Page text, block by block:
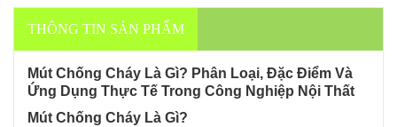
THÔNG TIN SẢN PHẨM
Mút Chống Cháy Là Gì? Phân Loại, Đặc Điểm Và
Ứng Dụng Thực Tế Trong Công Nghiệp Nội Thất
Mút Chống Cháy Là Gì?